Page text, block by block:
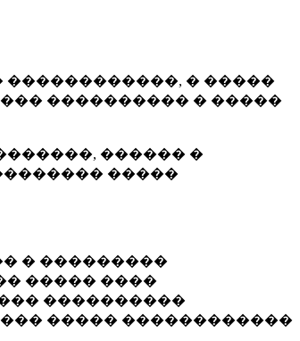
� �����
���������� � �����
������ �
�����
� ���������
����� ����
����������
����� ������������